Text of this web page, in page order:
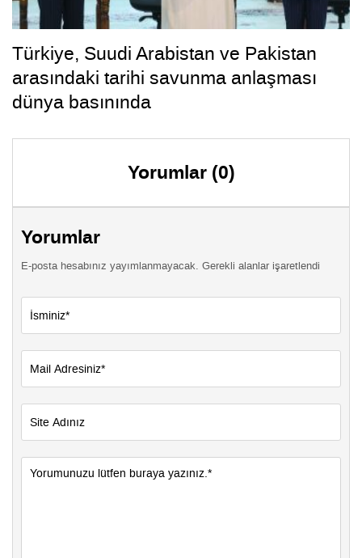
Türkiye, Suudi Arabistan ve Pakistan
arasındaki tarihi savunma anlaşması
dünya basınında
Yorumlar (0)
Yorumlar
E-posta hesabınız yayımlanmayacak. Gerekli alanlar işaretlendi